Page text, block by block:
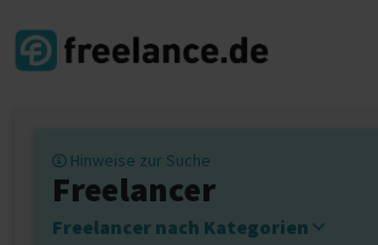
Hinweise zur Suche
Freelancer
Freelancer nach Kategorien